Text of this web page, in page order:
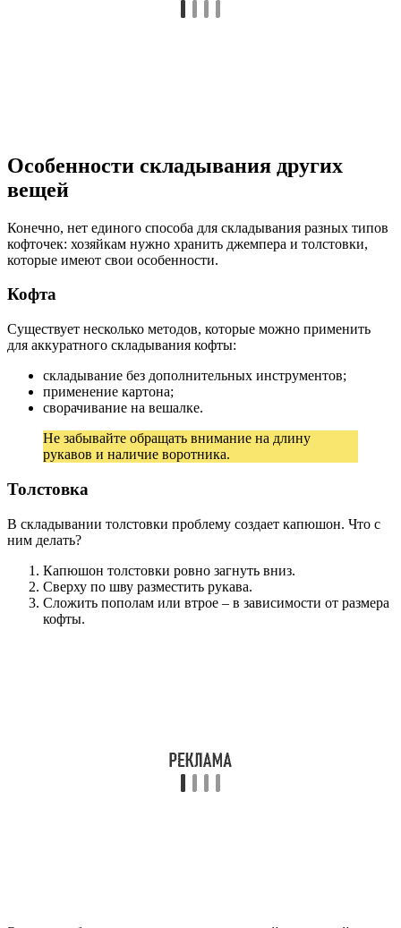
Особенности складывания других
вещей
Конечно, нет единого способа для складывания разных типов
кофточек: хозяйкам нужно хранить джемпера и толстовки,
которые имеют свои особенности.
Кофта
Существует несколько методов, которые можно применить
для аккуратного складывания кофты:
складывание без дополнительных инструментов;
применение картона;
сворачивание на вешалке.
Не забывайте обращать внимание на длину
рукавов и наличие воротника.
Толстовка
В складывании толстовки проблему создает капюшон. Что с
ним делать?
Капюшон толстовки ровно загнуть вниз.
Сверху по шву разместить рукава.
Сложить пополам или втрое – в зависимости от размера
кофты.